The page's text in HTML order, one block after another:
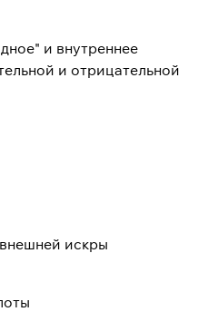
и внутреннее
и отрицательной
искры